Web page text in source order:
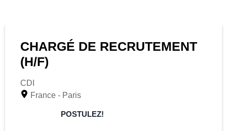
CHARGÉ DE RECRUTEMENT
(H/F)
CDI
France - Paris
POSTULEZ!